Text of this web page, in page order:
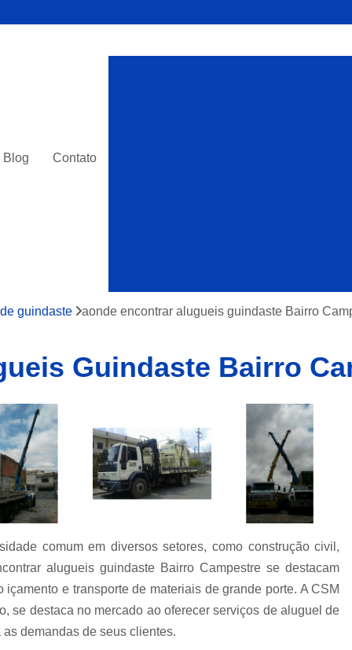
Blog Contato
Caminhões com Munck para Alocar
Caminhões Muncks de Alocação
Caminhões com Munck para
Caminhões com Muncks para Alugueis
Caminhões Muncks de
Caminhões Tipo Munck para
Caminhões Tipo Muncks para Alugueis
Caminhões com Munck para
Caminhões com Muncks para
Caminhões Muncks de
Caminhões Tipo Munck para
guindaste aonde encontrar alugueis guindaste Bairro
Guindaste Bairro
comum em diversos setores, como construção civil,
alugueis guindaste Bairro Campestre se destacam
e transporte de materiais de grande porte. A CSM
se destaca no mercado ao oferecer serviços de aluguel de
demandas de seus clientes.